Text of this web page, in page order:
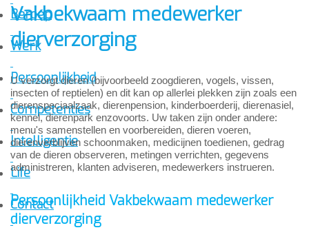
Beroep
Werk
Persoonlijkheid
Competenties
Intelligentie
Life
Contact
Vakbekwaam medewerker
dierverzorging
U verzorgt dieren (bijvoorbeeld zoogdieren, vogels, vissen,
insecten of reptielen) en dit kan op allerlei plekken zijn zoals een
dierenspeciaalzaak, dierenpension, kinderboerderij, dierenasiel,
kennel, dierenpark enzovoorts. Uw taken zijn onder andere:
menu's samenstellen en voorbereiden, dieren voeren,
dierenverblijven schoonmaken, medicijnen toedienen, gedrag
van de dieren observeren, metingen verrichten, gegevens
administreren, klanten adviseren, medewerkers instrueren.
Persoonlijkheid Vakbekwaam medewerker
dierverzorging